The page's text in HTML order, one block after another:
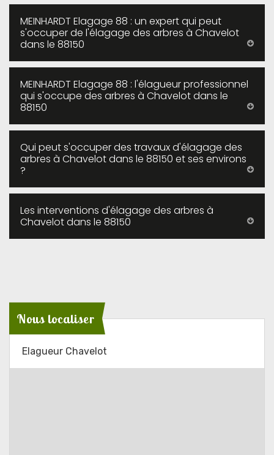
MEINHARDT Elagage 88 : un expert qui peut
s'occuper de l'élagage des arbres à Chavelot
dans le 88150
MEINHARDT Elagage 88 : l'élagueur professionnel
qui s'occupe des arbres à Chavelot dans le
88150
Qui peut s'occuper des travaux d'élagage des
arbres à Chavelot dans le 88150 et ses environs
?
Les interventions d'élagage des arbres à
Chavelot dans le 88150
Nous localiser
Elagueur Chavelot